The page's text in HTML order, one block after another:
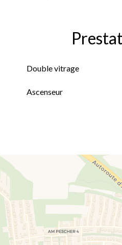
Double vitrage
Ascenseur